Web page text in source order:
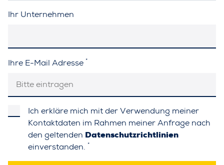
Ihr Unternehmen
Ihre E-Mail Adresse *
Ich erkläre mich mit der Verwendung meiner
Kontaktdaten im Rahmen meiner Anfrage nach
den geltenden Datenschutzrichtlinien
einverstanden. *